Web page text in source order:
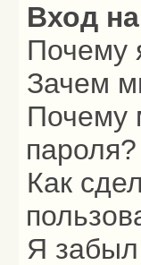
Вход
Почему
Зачем
Почему
пароля?
Как
Я